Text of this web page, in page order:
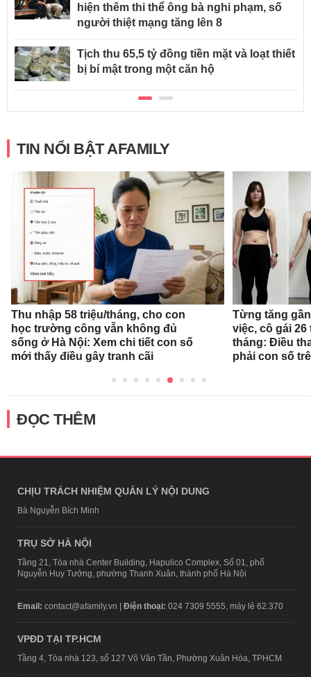
hiện thêm thi thể ông bà nghi phạm, số
người thiệt mạng tăng lên 8
Tịch thu 65,5 tỷ đồng tiền mặt và loạt thiết
bị bí mật trong một căn hộ
TIN NỔI BẬT AFAMILY
Thu nhập 58 triệu/tháng, cho con
học trường công vẫn không đủ
sống ở Hà Nội: Xem chi tiết con số
mới thấy điều gây tranh cãi
Từng tăng
việc, cô gái
tháng: Điều
phải con số
ĐỌC THÊM
CHỊU TRÁCH NHIỆM QUẢN LÝ NỘI DUNG
Bà Nguyễn Bích Minh
TRỤ SỞ HÀ NỘI
Tầng 21, Tòa nhà Center Building, Hapulico Complex, Số 01, phố
Nguyễn Huy Tưởng, phường Thanh Xuân, thành phố Hà Nội
Email: contact@afamily.vn | Điện thoại: 024 7309 5555, máy lẻ 62.370
VPĐD TẠI TP.HCM
Tầng 4, Tòa nhà 123, số 127 Võ Văn Tần, Phường Xuân Hòa, TPHCM